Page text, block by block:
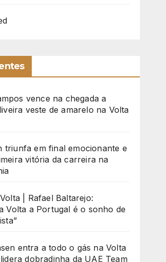
vence na chegada a
veste de amarelo na Volta
triunfa em final emocionante e
vitória da carreira na
| Rafael Baltarejo:
Volta a Portugal é o sonho de
entra a todo o gás na Volta
dobradinha da UAE Team